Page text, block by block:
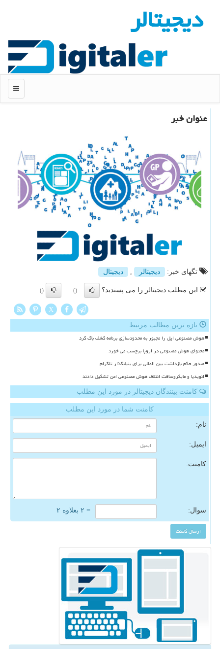
دیجیتالر
منو
عنوان خبر
تگهای خبر: دیجیتالر دیجیتال
این مطلب دیجیتالر را می پسندید؟ ()
()
X
تازه ترین مطالب مرتبط
هوش مصنوعی اپل را مجبور به محدودسازی برنامه کشف باگ کرد
محتوای هوش مصنوعی در اروپا برچسب می خورد
صدور حکم بازداشت بین المللی برای بنیانگذار تلگرام
انویدیا و مایکروسافت ائتلاف هوش مصنوعی امن تشکیل دادند
کامنت بینندگان دیجیتالر در مورد این مطلب
کامنت شما در مورد این مطلب
نام:
ایمیل:
کامنت:
سوال: = ۲ بعلاوه ۲